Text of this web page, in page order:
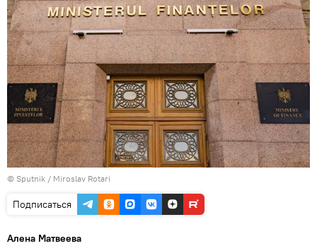
© Sputnik / Miroslav Rotari
Подписаться
Алена Матвеева